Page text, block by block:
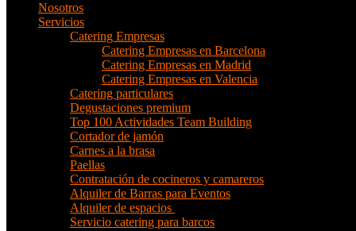
Nosotros
Servicios
Catering Empresas
Catering Empresas en Barcelona
Catering Empresas en Madrid
Catering Empresas en Valencia
Catering particulares
Degustaciones premium
Top 100 Actividades Team Building
Cortador de jamón
Carnes a la brasa
Paellas
Contratación de cocineros y camareros
Alquiler de Barras para Eventos
Alquiler de espacios
Servicio catering para barcos